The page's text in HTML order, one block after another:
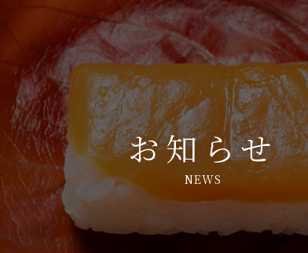
お知らせ
NEWS